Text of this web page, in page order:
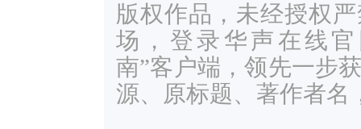
版权作品，未经授权
场，登录华声在线官
南”客户端，领先一步
源、原标题、著作者名